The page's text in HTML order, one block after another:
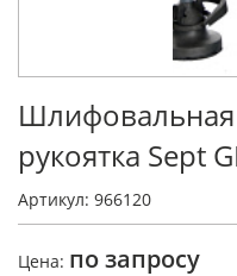
Шлифовальная
рукоятка Sept
Артикул: 966120
Цена: по запросу